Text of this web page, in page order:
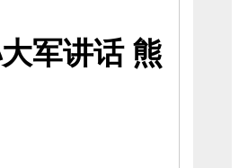
军讲话 熊